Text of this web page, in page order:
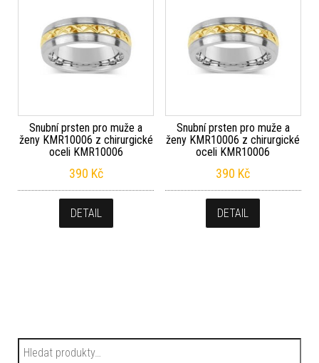
Snubní prsten pro muže a
ženy KMR10006 z chirurgické
oceli KMR10006
390 Kč
DETAIL
Snubní prsten pro muže a
ženy KMR10006 z chirurgické
oceli KMR10006
390 Kč
DETAIL
Hledat: